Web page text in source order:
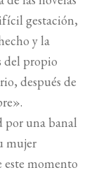
gestación,
y la
del propio
después de
por una banal
mujer
este momento